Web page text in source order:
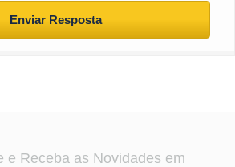
Enviar Resposta
e Receba as Novidades em